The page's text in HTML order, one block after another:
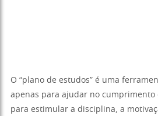
O “plano de estudos” é uma
apenas para ajudar no cumprimento
para estimular a disciplina, a